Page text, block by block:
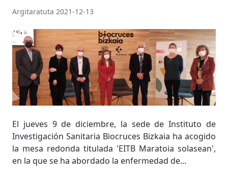
Argitaratuta 2021-12-13
El jueves 9 de diciembre, la sede de Instituto de
Investigación Sanitaria Biocruces Bizkaia ha acogido
la mesa redonda titulada 'EITB Maratoia solasean',
en la que se ha abordado la enfermedad de...